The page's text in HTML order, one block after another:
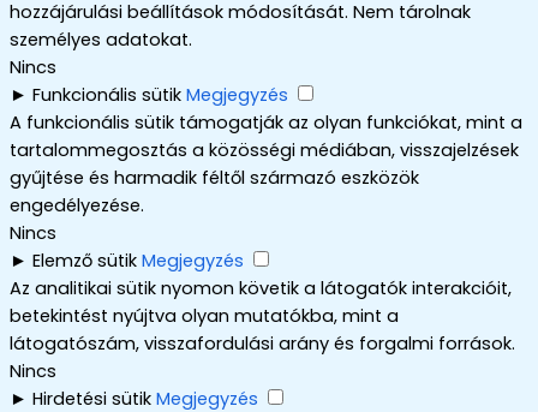
hozzájárulási beállítások módosítását. Nem tárolnak
személyes adatokat.
Nincs
► Funkcionális sütik Megjegyzés
A funkcionális sütik támogatják az olyan funkciókat, mint a
tartalommegosztás a közösségi médiában, visszajelzések
gyűjtése és harmadik féltől származó eszközök
engedélyezése.
Nincs
► Elemző sütik Megjegyzés
Az analitikai sütik nyomon követik a látogatók interakcióit,
betekintést nyújtva olyan mutatókba, mint a
látogatószám, visszafordulási arány és forgalmi források.
Nincs
► Hirdetési sütik Megjegyzés